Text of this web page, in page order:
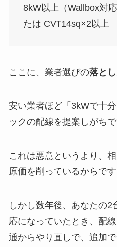
8kW以上（Wallbox対
たは CVT14sq×2以上
ここに、業者選びの落と
安い業者ほど「3kWで十
ックの配線を提案しがちで
これは悪意というより、
原価を削っているからです
しかし数年後、あなたの2
応になっていたとき、配
通からやり直しで、追加